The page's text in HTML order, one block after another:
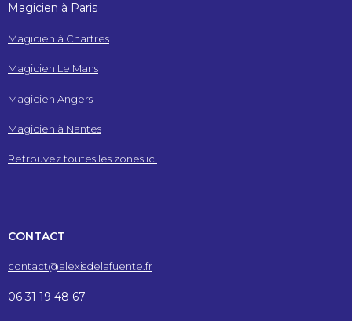
Magicien à Paris
Magicien à Chartres
Magicien Le Mans
Magicien Angers
Magicien à Nantes
Retrouvez toutes les zones ici
CONTACT
contact@alexisdelafuente.fr
06 31 19 48 67